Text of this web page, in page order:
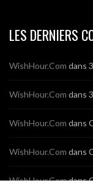
LES DERNIERS
WishHour.Com dans
WishHour.Com dans
WishHour.Com dans
WishHour.Com dans
WishHour.Comdans